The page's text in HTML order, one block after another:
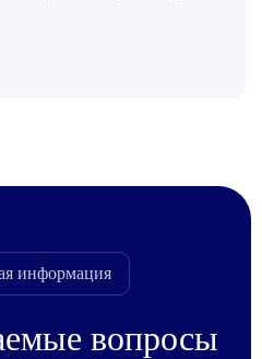
информация
вопросы